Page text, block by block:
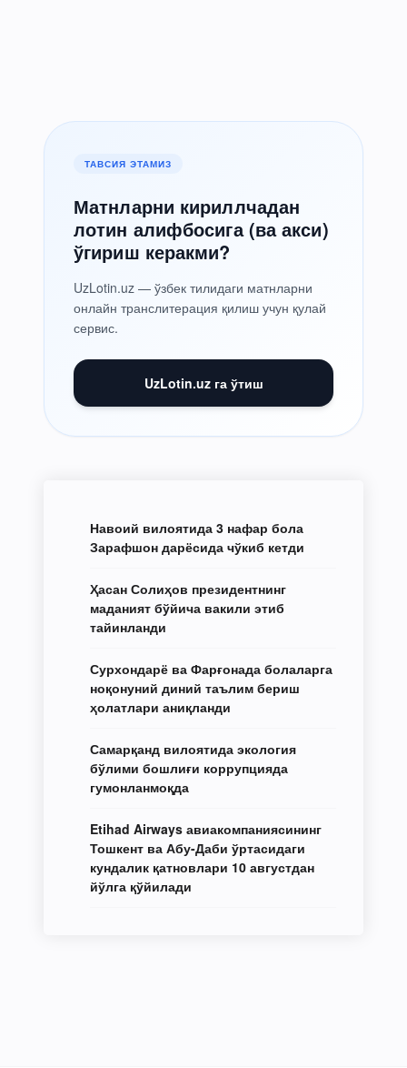
ТАВСИЯ ЭТАМИЗ
Матнларни кириллчадан
лотин алифбосига (ва акси)
ўгириш керакми?
UzLotin.uz — ўзбек тилидаги матнларни
онлайн транслитерация қилиш учун қулай
сервис.
UzLotin.uz га ўтиш
Навоий вилоятида 3 нафар бола
Зарафшон дарёсида чўкиб кетди
Ҳасан Солиҳов президентнинг
маданият бўйича вакили этиб
тайинланди
Сурхондарё ва Фарғонада болаларга
ноқонуний диний таълим бериш
ҳолатлари аниқланди
Самарқанд вилоятида экология
бўлими бошлиғи коррупцияда
гумонланмоқда
Etihad Airways авиакомпаниясининг
Тошкент ва Абу-Даби ўртасидаги
кундалик қатновлари 10 августдан
йўлга қўйилади